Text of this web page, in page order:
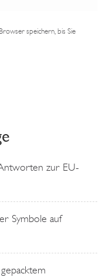
speichern, bis Sie
zur EU-
Symbole auf